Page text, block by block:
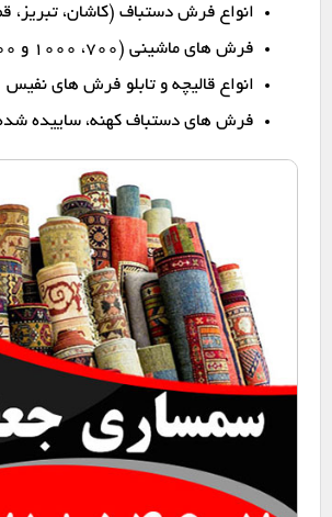
انواع فرش دستباف (کاشان، تبریز،
فرش های ماشینی (۷۰۰، ۱۰۰۰ و ۱۲۰۰ شانه)
انواع قالیچه و تابلو فرش های نفیس
فرش های دستباف کهنه، ساییده